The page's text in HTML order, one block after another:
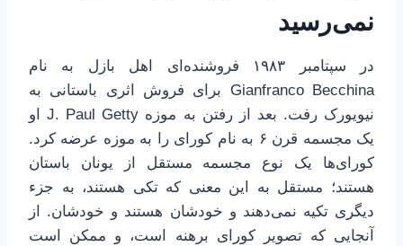
نمی‌رسید
در سپتامبر ۱۹۸۳ فروشنده‌ای اهل بازل به نام
Gianfranco Becchina برای فروش اثری باستانی به
نیویورک رفت. بعد از رفتن به موزه J. Paul Getty او
یک مجسمه قرن ۶ به نام کورای را به موزه عرضه کرد.
کورای‌ها یک نوع مجسمه مستقل از یونان باستان
هستند؛ مستقل به این معنی که تکی هستند، به جزء
دیگری تکیه نمی‌دهند و خودشان هستند و خودشان. از
آنجایی که تصویر کورای برهنه است، و ممکن است